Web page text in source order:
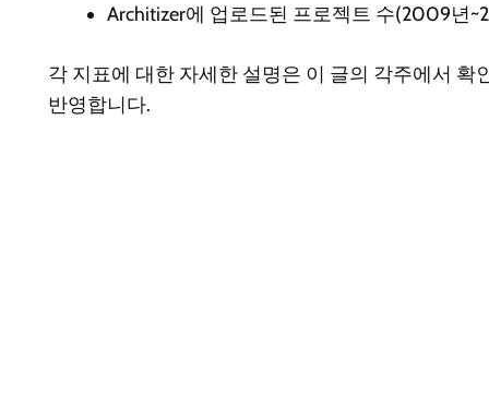
Architizer에 업로드된 프로젝트 수(2009년
각 지표에 대한 자세한 설명은 이 글의 각주에서
반영합니다.